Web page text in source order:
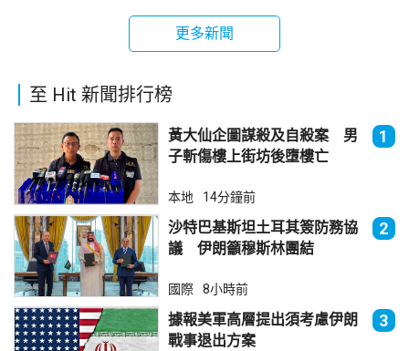
更多新聞
至 Hit 新聞排行榜
黃大仙企圖謀殺及自殺案 男
子斬傷樓上街坊後墮樓亡
1
本地 14分鐘前
沙特巴基斯坦土耳其簽防務協
議 伊朗籲穆斯林團結
2
國際 8小時前
據報美軍高層提出須考慮伊朗
戰事退出方案
3